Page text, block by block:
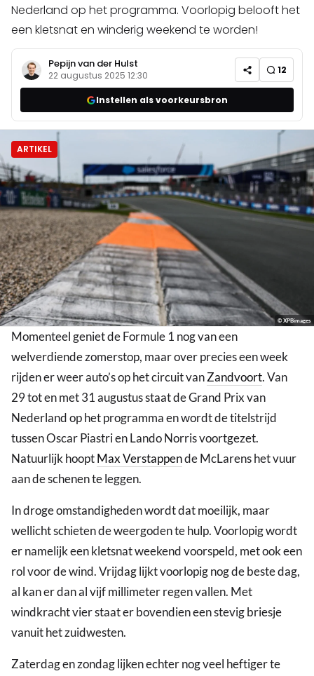
Nederland op het programma. Voorlopig belooft het
een kletsnat en winderig weekend te worden!
Pepijn van der Hulst
22 augustus 2025 12:30 12
Instellen als voorkeursbron
ARTIKEL
© XPBimages
Momenteel geniet de Formule 1 nog van een
welverdiende zomerstop, maar over precies een week
rijden er weer auto’s op het circuit vanZandvoort. Van
29 tot en met 31 augustus staat de Grand Prix van
Nederland op het programma en wordt de titelstrijd
tussen Oscar Piastri en Lando Norris voortgezet.
Natuurlijk hooptMax Verstappende McLarens het vuur
aan de schenen te leggen.
In droge omstandigheden wordt dat moeilijk, maar
wellicht schieten de weergoden te hulp. Voorlopig wordt
er namelijk een kletsnat weekend voorspeld, met ook een
rol voor de wind. Vrijdag lijkt voorlopig nog de beste dag,
al kan er dan al vijf millimeter regen vallen. Met
windkracht vier staat er bovendien een stevig briesje
vanuit het zuidwesten.
Zaterdag en zondag lijken echter nog veel heftiger te